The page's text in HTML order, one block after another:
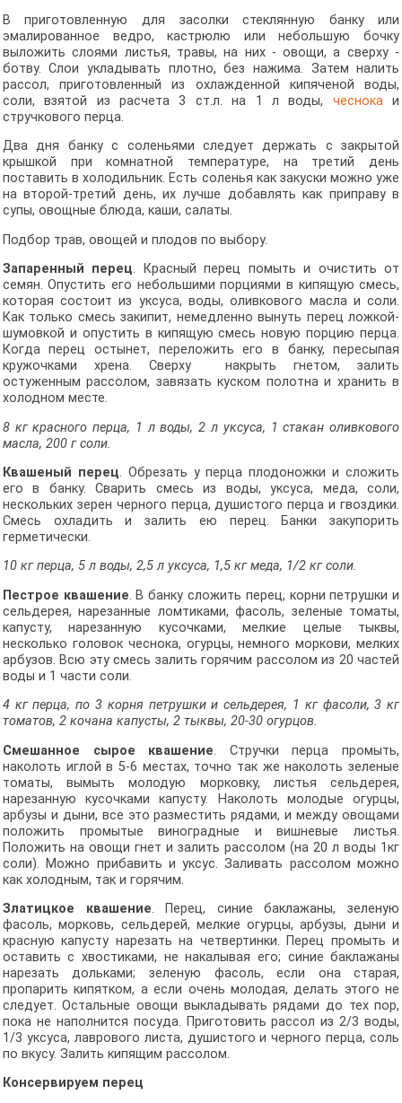
В приготовленную для засолки стеклянную банку или
эмалированное ведро, кастрюлю или небольшую бочку
выложить слоями листья, травы, на них - овощи, а сверху -
ботву. Слои укладывать плотно, без нажима. Затем налить
рассол, приготовленный из охлажденной кипяченой воды,
соли, взятой из расчета 3 ст.л. на 1 л воды, чеснокаи
стручкового перца.
Два дня банку с соленьями следует держать с закрытой
крышкой при комнатной температуре, на третий день
поставить в холодильник. Есть соленья как закуски можно уже
на второй-третий день, их лучше добавлять как приправу в
супы, овощные блюда, каши, салаты.
Подбор трав, овощей и плодов по выбору.
Запаренный перец. Красный перец помыть и очистить от
семян. Опустить его небольшими порциями в кипящую смесь,
которая состоит из уксуса, воды, оливкового масла и соли.
Как только смесь закипит, немедленно вынуть перец ложкой-
шумовкой и опустить в кипящую смесь новую порцию перца.
Когда перец остынет, переложить его в банку, пересыпая
кружочками хрена. Сверху накрыть гнетом, залить
остуженным рассолом, завязать куском полотна и хранить в
холодном месте.
8 кг красного перца, 1 л воды, 2 л уксуса, 1 стакан оливкового
масла, 200 г соли.
Квашеный перец. Обрезать у перца плодоножки и сложить
его в банку. Сварить смесь из воды, уксуса, меда, соли,
нескольких зерен черного перца, душистого перца и гвоздики.
Смесь охладить и залить ею перец. Банки закупорить
герметически.
10 кг перца, 5 л воды, 2,5 л уксуса, 1,5 кг меда, 1/2 кг соли.
Пестрое квашение. В банку сложить перец, корни петрушки и
сельдерея, нарезанные ломтиками, фасоль, зеленые томаты,
капусту, нарезанную кусоч­ками, мелкие целые тыквы,
несколько головок чеснока, огурцы, немного моркови, мелких
арбузов. Всю эту смесь залить горячим рассолом из 20 частей
воды и 1 части соли.
4 кг перца, по 3 корня петрушки и сельдерея, 1 кг фасоли, 3 кг
томатов, 2 кочана капусты, 2 тыквы, 20-30 огурцов.
Смешанное сырое квашение. Стручки перца промыть,
наколоть иглой в 5-6 местах, точно так же наколоть зеленые
томаты, вымыть молодую морковку, листья сельдерея,
нарезанную кусочками капусту. Наколоть моло­дые огурцы,
арбузы и дыни, все это разместить рядами, и между овощами
положить промытые виноградные и вишневые листья.
Положить на овощи гнет и залить рассолом (на 20 л воды 1кг
соли). Можно прибавить и уксус. Заливать рассолом можно
как холодным, так и горячим.
Златицкое квашение. Перец, синие баклажаны, зеленую
фасоль, мор­ковь, сельдерей, мелкие огурцы, арбузы, дыни и
красную капусту нарезать на четвертинки. Перец промыть и
оставить с хвостиками, не накалывая его; синие баклажаны
нарезать дольками; зеленую фасоль, если она старая,
пропарить кипятком, а если очень молодая, делать этого не
следует. Остальные овощи выкладывать рядами до тех пор,
пока не наполнится посуда. Приготовить рассол из 2/3 воды,
1/3 уксуса, лаврового листа, душистого и черного перца, соль
по вкусу. Залить кипящим рассолом.
Консервируем перец